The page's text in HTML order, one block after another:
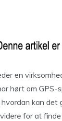
en
hørt om GPS-
kan det
for at